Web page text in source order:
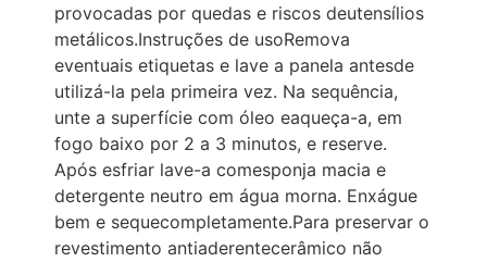
provocadas por quedas e riscos deutensílios
metálicos.Instruções de usoRemova
eventuais etiquetas e lave a panela antesde
utilizá-la pela primeira vez. Na sequência,
unte a superfície com óleo eaqueça-a, em
fogo baixo por 2 a 3 minutos, e reserve.
Após esfriar lave-a comesponja macia e
detergente neutro em água morna. Enxágue
bem e sequecompletamente.Para preservar o
revestimento antiaderentecerâmico não